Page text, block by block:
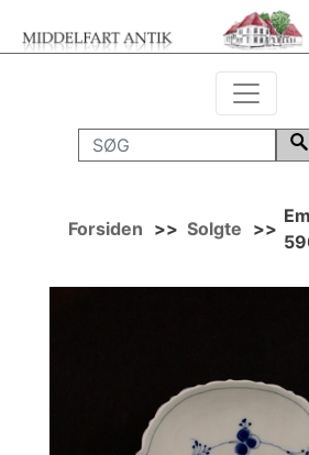
Forsiden >> Solgte >>